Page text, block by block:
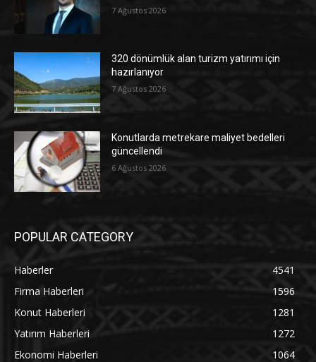
7 Ağustos 2026
320 dönümlük alan turizm yatırımı için
hazırlanıyor
7 Ağustos 2026
Konutlarda metrekare maliyet bedelleri
güncellendi
6 Ağustos 2026
POPULAR CATEGORY
Haberler
4541
Firma Haberleri
1596
Konut Haberleri
1281
Yatırım Haberleri
1272
Ekonomi Haberleri
1064